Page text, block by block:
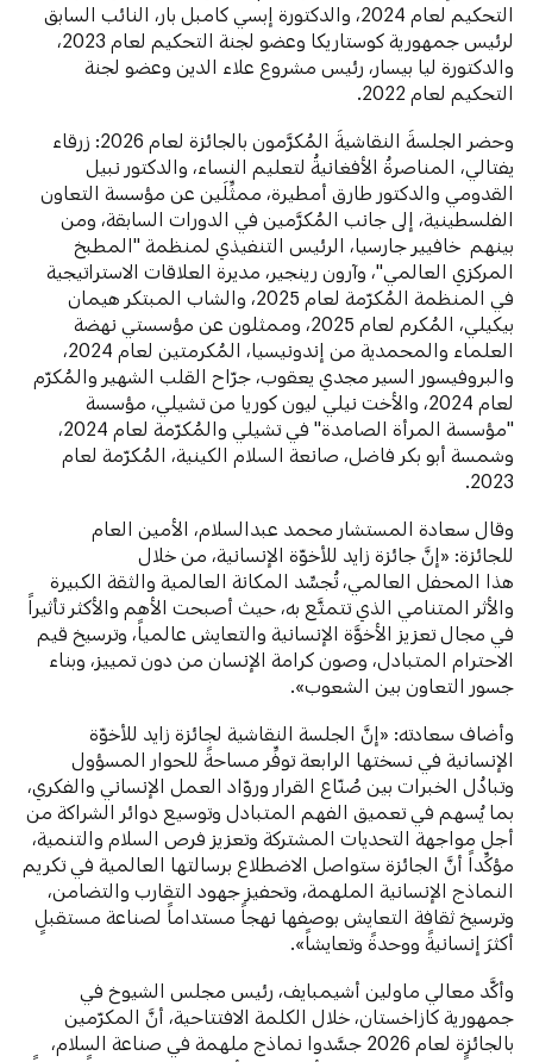
التحكيم لعام 2024، والدكتورة إبسي كامبل بار، النائب السابق
لرئيس جمهورية كوستاريكا وعضو لجنة التحكيم لعام 2023،
والدكتورة ليا بيسار، رئيس مشروع علاء الدين وعضو لجنة
التحكيم لعام 2022.
وحضر الجلسةَ النقاشيةَ المُكرَّمون بالجائزة لعام 2026: زرقاء
يفتالي، المناصرةُ الأفغانيةُ لتعليم النساء، والدكتور نبيل
القدومي والدكتور طارق أمطيرة، ممثِّلَين عن مؤسسة التعاون
الفلسطينية، إلى جانب المُكرَّمين في الدورات السابقة، ومن
بينهم خافيير جارسيا، الرئيس التنفيذي لمنظمة "المطبخ
المركزي العالمي"، وآرون رينجير، مديرة العلاقات الاستراتيجية
في المنظمة المُكرّمة لعام 2025، والشاب المبتكر هيمان
بيكيلي، المُكرم لعام 2025، وممثلون عن مؤسستي نهضة
العلماء والمحمدية من إندونيسيا، المُكرمتين لعام 2024،
والبروفيسور السير مجدي يعقوب، جرّاح القلب الشهير والمُكرّم
لعام 2024، والأخت نيلي ليون كوريا من تشيلي، مؤسسة
"مؤسسة المرأة الصامدة" في تشيلي والمُكرّمة لعام 2024،
وشمسة أبو بكر فاضل، صانعة السلام الكينية، المُكرّمة لعام
2023.
وقال سعادة المستشار محمد عبدالسلام، الأمين العام
للجائزة: «إنَّ جائزة زايد للأخوّة الإنسانية، من خلال
هذا المحفل العالمي، تُجسِّد المكانة العالمية والثقة الكبيرة
والأثر المتنامي الذي تتمتَّع به، حيث أصبحت الأهم والأكثر تأثيراً
في مجال تعزيز الأخوَّة الإنسانية والتعايش عالمياً، وترسيخ قيم
الاحترام المتبادل، وصون كرامة الإنسان من دون تمييز، وبناء
جسور التعاون بين الشعوب».
وأضاف سعادته: «إنَّ الجلسة النقاشية لجائزة زايد للأخوّة
الإنسانية في نسختها الرابعة توفِّر مساحةً للحوار المسؤول
وتبادُل الخبرات بين صُنّاع القرار وروّاد العمل الإنساني والفكري،
بما يُسهم في تعميق الفهم المتبادل وتوسيع دوائر الشراكة من
أجل مواجهة التحديات المشتركة وتعزيز فرص السلام والتنمية،
مؤكِّداً أنَّ الجائزة ستواصل الاضطلاع برسالتها العالمية في تكريم
النماذج الإنسانية الملهمة، وتحفيز جهود التقارب والتضامن،
وترسيخ ثقافة التعايش بوصفها نهجاً مستداماً لصناعة مستقبلٍ
أكثرَ إنسانيةً ووحدةً وتعايشاً».
وأكَّد معالي ماولين أشيمبايف، رئيس مجلس الشيوخ في
جمهورية كازاخستان، خلال الكلمة الافتتاحية، أنَّ المكرّمين
بالجائزة لعام 2026 جسَّدوا نماذج ملهمة في صناعة السلام،